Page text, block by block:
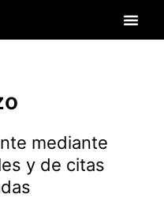
mediante
y de citas